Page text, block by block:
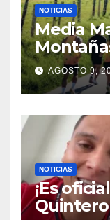
NOTICIAS
Media
Cocora:
sobre la
running
AGOSTO 9,
NOTICIAS
¡Es